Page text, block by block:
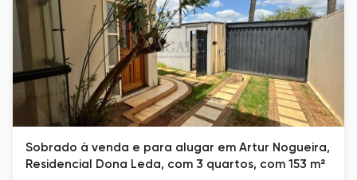
Sobrado à venda e para alugar em Artur Nogueira,
Residencial Dona Leda, com 3 quartos, com 153 m²